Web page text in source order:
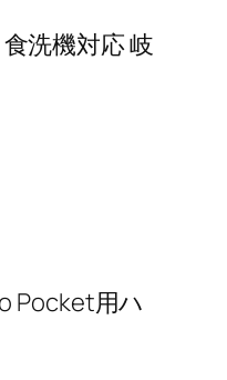
洗機対応 岐
Pocket用ハ